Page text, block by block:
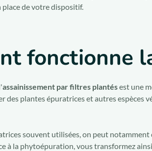
place de votre dispositif.
fonctionne
assainissement par filtres plantésest une
des plantes épuratrices et autres espèces
souvent utilisées, on peut
à la phytoépuration, vous transformez